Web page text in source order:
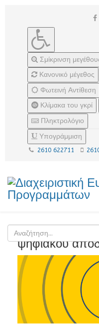
Σμίκρινση
Κανονικό μέγεθος
Φωτεινή Αντίθεση
Κλίμακα του γκρί
Πληκτρολόγιο
Υπογράμμιση
2610 622711
Αλλαγές στη
ψηφιακού